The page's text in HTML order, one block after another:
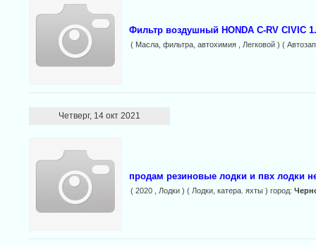
Фильтр воздушный HONDA C-RV CIVIC
( Масла, фильтра, автохимия , Легковой ) (
Четверг, 14 окт 2021
продам резиновые лодки и пвх лодки
( 2020 , Лодки ) ( Лодки, катера. яхты ) город: